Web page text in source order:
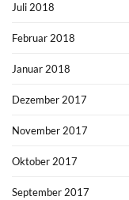
Juli 2018
Februar 2018
Januar 2018
Dezember 2017
November 2017
Oktober 2017
September 2017